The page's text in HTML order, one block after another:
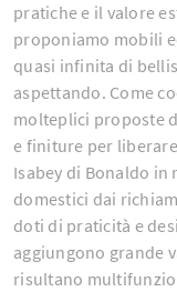
pratiche e il valore
proponiamo mobili
quasi infinita di
aspettando. Come
molteplici proposte
e finiture per
Isabey di Bonaldo
domestici dai
doti di praticità e
aggiungono grande
risultano